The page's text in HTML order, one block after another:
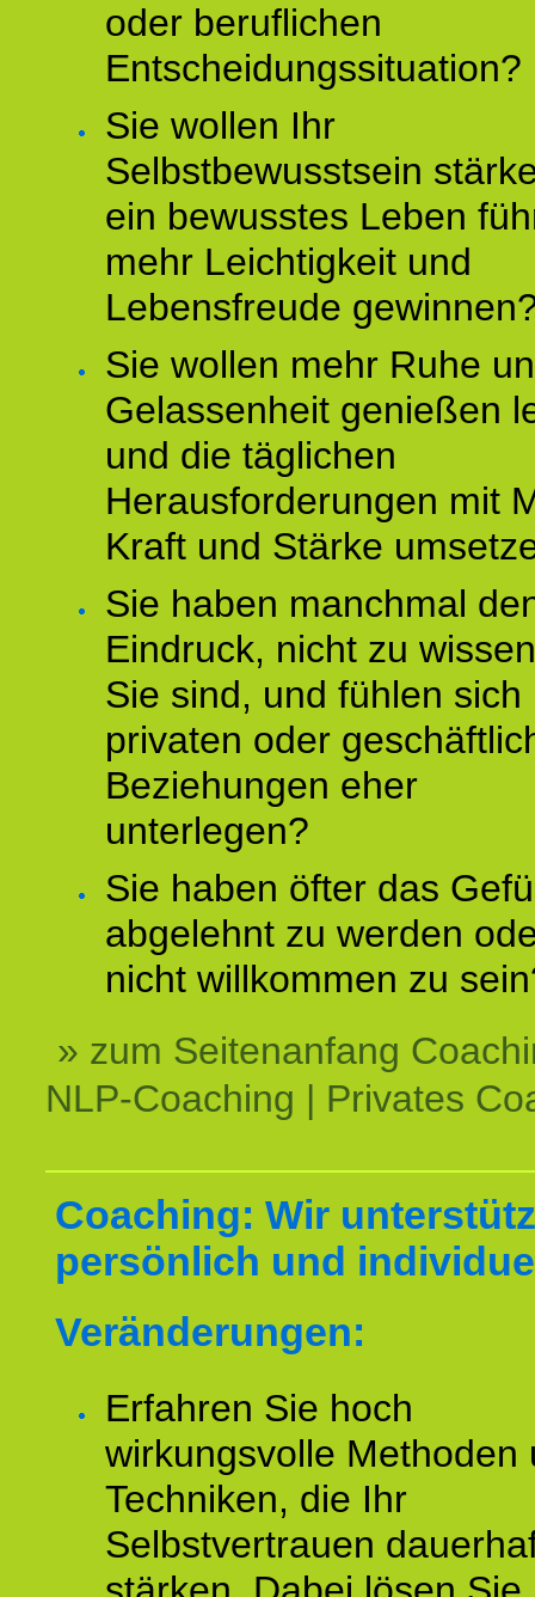
oder beruflichen
Entscheidungssituation?
Sie wollen Ihr
Selbstbewusstsein
ein bewusstes Leben
mehr Leichtigkeit und
Lebensfreude
Sie wollen mehr Ruhe
Gelassenheit genießen
und die täglichen
Herausforderungen mit
Kraft und Stärke
Sie haben manchmal
Eindruck, nicht zu
Sie sind, und fühlen sich
privaten oder
Beziehungen eher
unterlegen?
Sie haben öfter das
abgelehnt zu werden
nicht willkommen zu
» zum Seitenanfang
NLP-Coaching | Privates
Coaching: Wir
persönlich und
Veränderungen:
Erfahren Sie hoch
wirkungsvolle Methoden
Techniken, die Ihr
Selbstvertrauen